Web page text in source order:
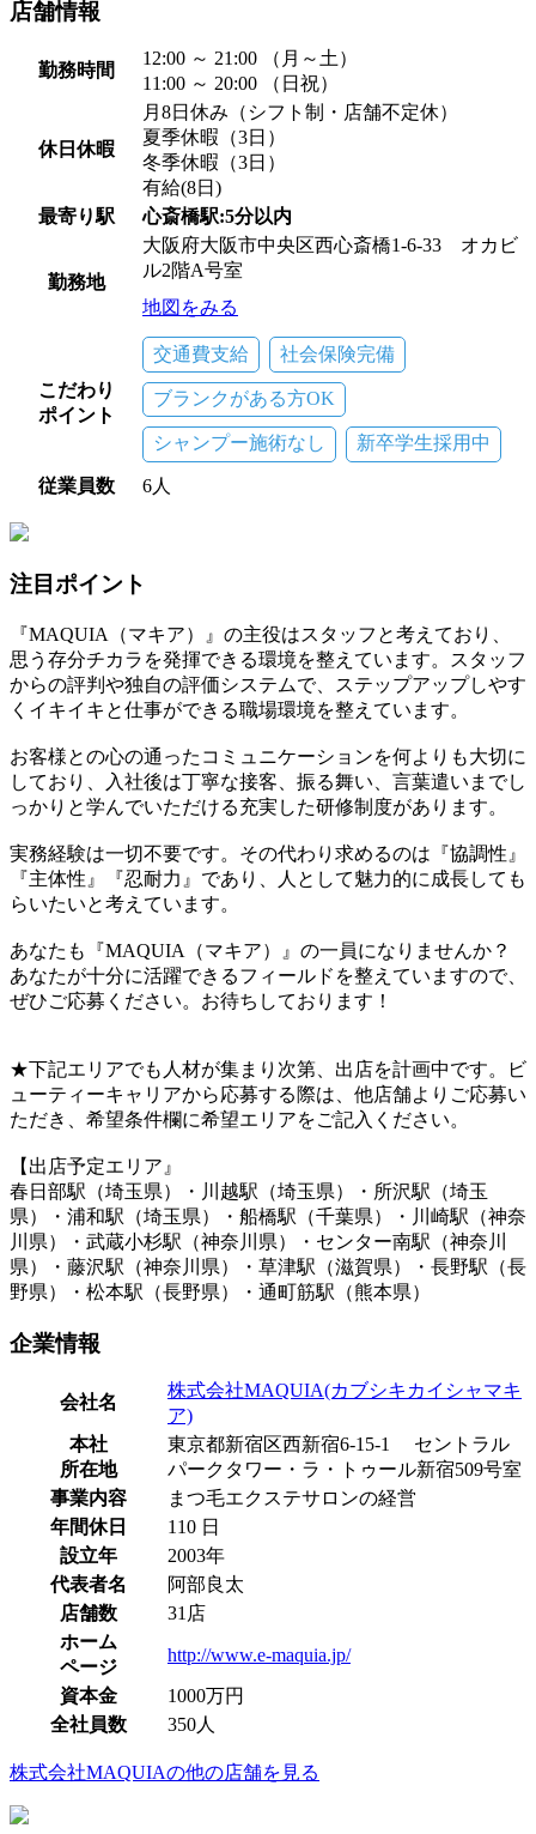
店舗情報
勤務時間
12:00 ～ 21:00 （月～土）
11:00 ～ 20:00 （日祝）
休日休暇
月8日休み（シフト制・店舗不定休）
夏季休暇（3日）
冬季休暇（3日）
有給(8日)
最寄り駅
心斎橋駅:5分以内
勤務地
大阪府大阪市中央区西心斎橋1-6-33 オカビ
ル2階A号室
地図をみる
こだわり
ポイント
交通費支給 社会保険完備
ブランクがある方OK
シャンプー施術なし 新卒学生採用中
従業員数 6人
注目ポイント
『MAQUIA（マキア）』の主役はスタッフと考えており、
思う存分チカラを発揮できる環境を整えています。スタッフ
からの評判や独自の評価システムで、ステップアップしやす
くイキイキと仕事ができる職場環境を整えています。
お客様との心の通ったコミュニケーションを何よりも大切に
しており、入社後は丁寧な接客、振る舞い、言葉遣いまでし
っかりと学んでいただける充実した研修制度があります。
実務経験は一切不要です。その代わり求めるのは『協調性』
『主体性』『忍耐力』であり、人として魅力的に成長しても
らいたいと考えています。
あなたも『MAQUIA（マキア）』の一員になりませんか？
あなたが十分に活躍できるフィールドを整えていますので、
ぜひご応募ください。お待ちしております！
★下記エリアでも人材が集まり次第、出店を計画中です。ビ
ューティーキャリアから応募する際は、他店舗よりご応募い
ただき、希望条件欄に希望エリアをご記入ください。
【出店予定エリア』
春日部駅（埼玉県）・川越駅（埼玉県）・所沢駅（埼玉
県）・浦和駅（埼玉県）・船橋駅（千葉県）・川崎駅（神奈
川県）・武蔵小杉駅（神奈川県）・センター南駅（神奈川
県）・藤沢駅（神奈川県）・草津駅（滋賀県）・長野駅（長
野県）・松本駅（長野県）・通町筋駅（熊本県）
企業情報
会社名
株式会社MAQUIA(カブシキカイシャマキ
ア)
本社
所在地
東京都新宿区西新宿6-15-1 セントラル
パークタワー・ラ・トゥール新宿509号室
事業内容
まつ毛エクステサロンの経営
年間休日
110 日
設立年
2003年
代表者名
阿部良太
店舗数
31店
ホーム
ページ
http://www.e-maquia.jp/
資本金
1000万円
全社員数
350人
株式会社MAQUIAの他の店舗を見る